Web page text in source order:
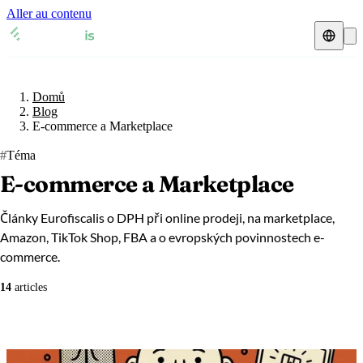
Aller au contenu
🇧🇪
🇨🇿 Česká republika
🇩🇰 Dánsko
🇫🇮
🇭🇷 Chorvatsko
Přehledy DPH
🇧🇬 Bulharsko
🇨🇿 Česká republika
🇩🇰 Dánsko
🇪🇪
🇫🇷 Francie
Glosář
Ověření DIČ
Kalkulačka DPH
Domů
Blog
E-commerce a Marketplace
#Téma
E-commerce a Marketplace
Články Eurofiscalis o DPH při online prodeji, na marketplace,
Amazon, TikTok Shop, FBA a o evropských povinnostech e-
commerce.
14 articles